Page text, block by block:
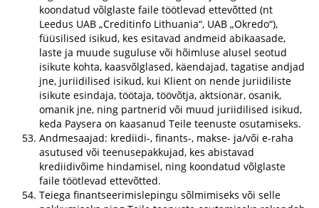
koondatud võlglaste faile töötlevad ettevõtted (nt
Leedus UAB „Creditinfo Lithuania“, UAB „Okredo“),
füüsilised isikud, kes esitavad andmeid abikaasade,
laste ja muude suguluse või hõimluse alusel seotud
isikute kohta, kaasvõlglased, käendajad, tagatise andjad
jne, juriidilised isikud, kui Klient on nende juriidiliste
isikute esindaja, töötaja, töövõtja, aktsionär, osanik,
omanik jne, ning partnerid või muud juriidilised isikud,
keda Paysera on kaasanud Teile teenuste osutamiseks.
Andmesaajad: krediidi-, finants-, makse- ja/või e-raha
asutused või teenusepakkujad, kes abistavad
krediidivõime hindamisel, ning koondatud võlglaste
faile töötlevad ettevõtted.
Teiega finantseerimislepingu sõlmimiseks või selle